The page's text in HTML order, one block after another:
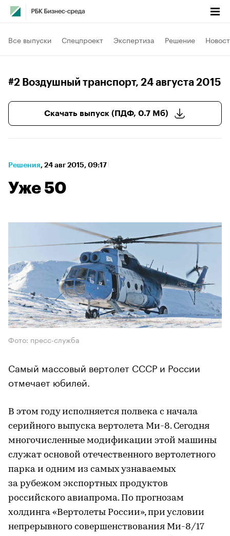
Все выпуски Спецпроект Экспертиза Решение
#2 Воздушный транспорт, 24 августа 2015
Скачать выпуск (ПДФ, 0.7 Мб)
Решения⁠, 24 авг 2015, 09:17
Уже 50
Фото: пресс-служба
Самый массовый вертолет СССР и России
отмечает юбилей.
В этом году исполняется полвека с начала
серийного выпуска вертолета Ми-8. Сегодня
многочисленные модификации этой машины
служат основой отечественного вертолетного
парка и одним из самых узнаваемых
за рубежом экспортных продуктов
российского авиапрома. По прогнозам
холдинга «Вертолеты России», при условии
непрерывного совершенствования Ми-8/17